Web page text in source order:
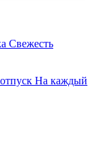
Свежесть
На каждый